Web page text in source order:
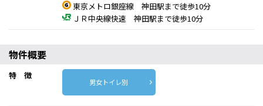
東京メトロ銀座線 神田駅まで徒歩10分
ＪＲ中央線快速 神田駅まで徒歩10分
物件概要
特 徴
男女トイレ別